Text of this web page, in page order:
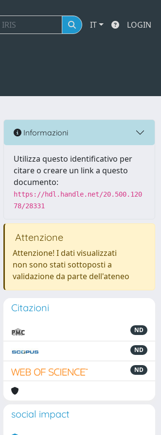
IT LOGIN
Informazioni
Utilizza questo identificativo per
citare o creare un link a questo
documento:
https://hdl.handle.net/20.500.120
78/28331
Attenzione
Attenzione! I dati visualizzati
non sono stati sottoposti a
validazione da parte dell'ateneo
Citazioni
ND
ND
ND
social impact